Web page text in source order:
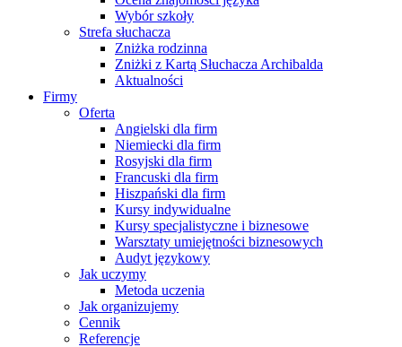
Wybór szkoły
Strefa słuchacza
Zniżka rodzinna
Zniżki z Kartą Słuchacza Archibalda
Aktualności
Firmy
Oferta
Angielski dla firm
Niemiecki dla firm
Rosyjski dla firm
Francuski dla firm
Hiszpański dla firm
Kursy indywidualne
Kursy specjalistyczne i biznesowe
Warsztaty umiejętności biznesowych
Audyt językowy
Jak uczymy
Metoda uczenia
Jak organizujemy
Cennik
Referencje